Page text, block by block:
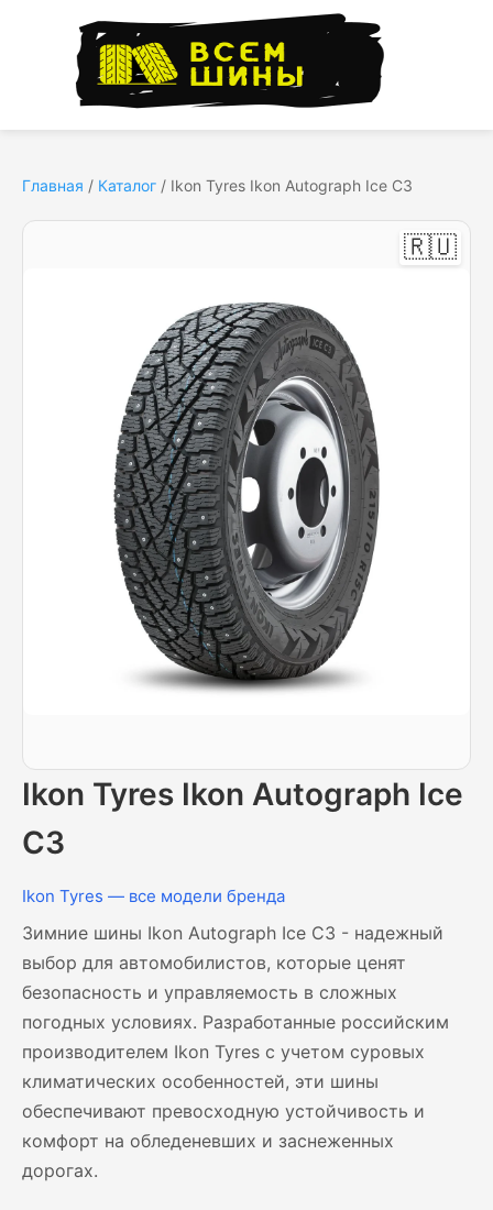
Главная / Каталог / Ikon Tyres Ikon Autograph Ice C3
🇷🇺
Ikon Tyres Ikon Autograph Ice
C3
Ikon Tyres — все модели бренда
Зимние шины Ikon Autograph Ice C3 - надежный
выбор для автомобилистов, которые ценят
безопасность и управляемость в сложных
погодных условиях. Разработанные российским
производителем Ikon Tyres с учетом суровых
климатических особенностей, эти шины
обеспечивают превосходную устойчивость и
комфорт на обледеневших и заснеженных
дорогах.